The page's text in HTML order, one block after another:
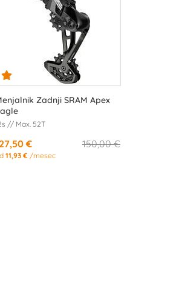
Zadnji SRAM Apex
// Max. 52T
150,00 €
€
11,93 € /mesec